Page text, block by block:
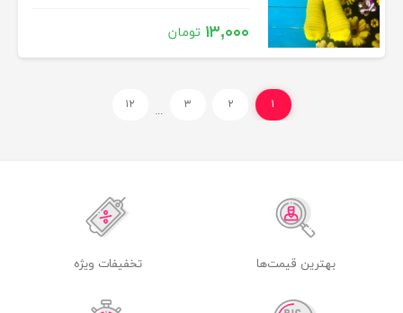
۱۳,۰۰۰ تومان
۱ ۲ ۳ ... ۱۲
بهترین قیمت‌ها تخفیفات ویژه